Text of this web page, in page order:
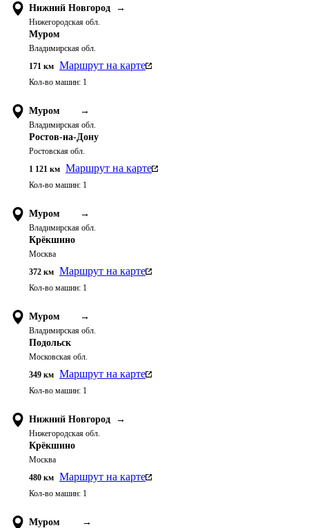
Нижний Новгород →
Нижегородская обл.
Муром
Владимирская обл.
171 км Маршрут на карте
Кол-во машин: 1
Муром →
Владимирская обл.
Ростов-на-Дону
Ростовская обл.
1 121 км Маршрут на карте
Кол-во машин: 1
Муром →
Владимирская обл.
Крёкшино
Москва
372 км Маршрут на карте
Кол-во машин: 1
Муром →
Владимирская обл.
Подольск
Московская обл.
349 км Маршрут на карте
Кол-во машин: 1
Нижний Новгород →
Нижегородская обл.
Крёкшино
Москва
480 км Маршрут на карте
Кол-во машин: 1
Муром →